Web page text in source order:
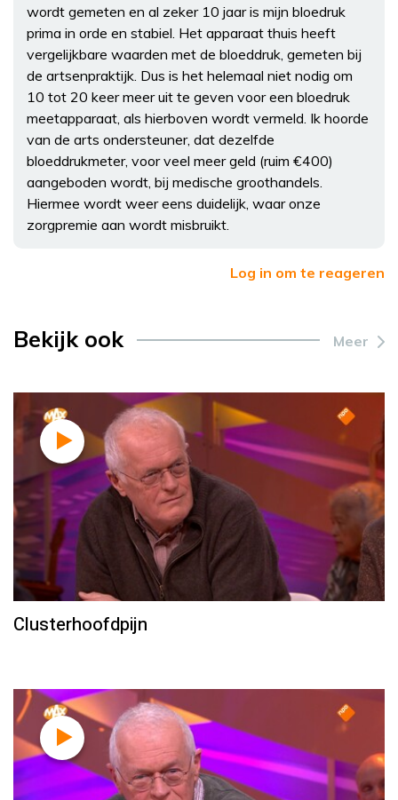
wordt gemeten en al zeker 10 jaar is mijn bloedruk
prima in orde en stabiel. Het apparaat thuis heeft
vergelijkbare waarden met de bloeddruk, gemeten bij
de artsenpraktijk. Dus is het helemaal niet nodig om
10 tot 20 keer meer uit te geven voor een bloedruk
meetapparaat, als hierboven wordt vermeld. Ik hoorde
van de arts ondersteuner, dat dezelfde
bloeddrukmeter, voor veel meer geld (ruim €400)
aangeboden wordt, bij medische groothandels.
Hiermee wordt weer eens duidelijk, waar onze
zorgpremie aan wordt misbruikt.
Log in om te reageren
Bekijk ook Meer
Clusterhoofdpijn